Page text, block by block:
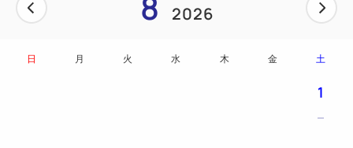
■ベッドはポケットコイルマットレスで快適な睡眠を
■ウォッシャブルスリッパで足元清潔♪
2026
日 月 火 水 木 金 土
1